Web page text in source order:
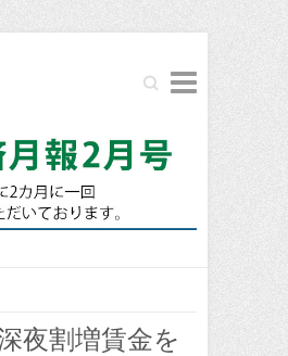
Search
夜割増賃金を